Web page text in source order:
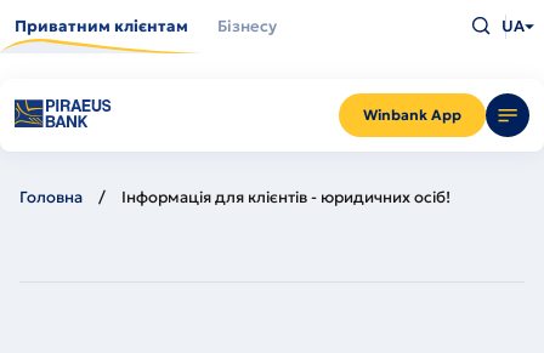
до
основного
Приватним клієнтам Бізнесу
Winbank App
що
Enter
UA
Головна Інформація для клієнтів - юридичних осіб!